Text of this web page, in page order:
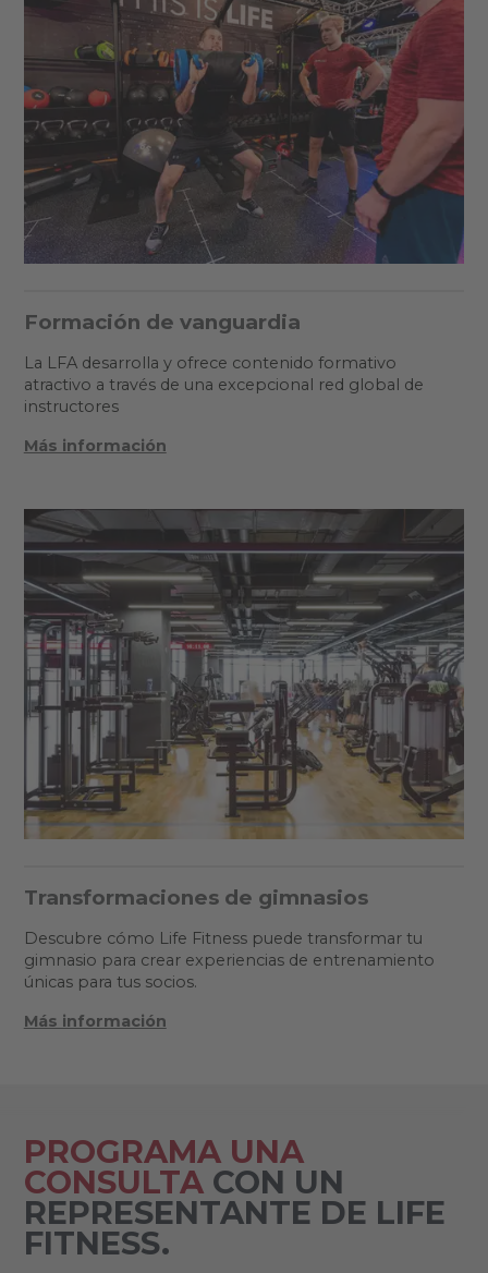
Formación de vanguardia
La LFA desarrolla y ofrece contenido formativo
atractivo a través de una excepcional red global de
instructores
Más información
Transformaciones de gimnasios
Descubre cómo Life Fitness puede transformar tu
gimnasio para crear experiencias de entrenamiento
únicas para tus socios.
Más información
PROGRAMA UNA
CONSULTACON UN
REPRESENTANTE DE LIFE
FITNESS.